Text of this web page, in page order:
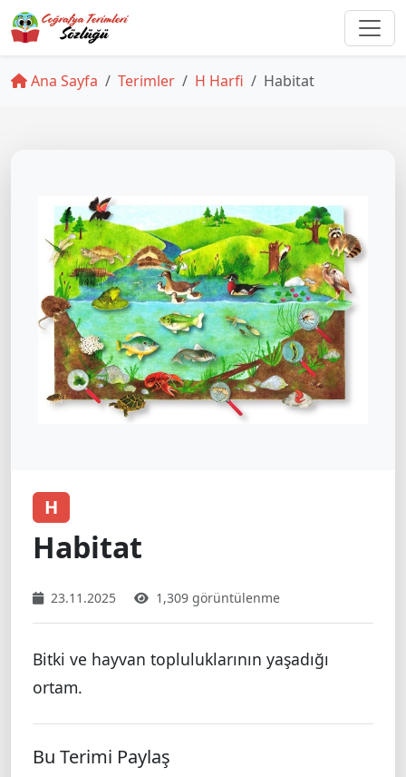
Ana Sayfa Terimler H Harfi Habitat
H
Habitat
23.11.2025 1,309 görüntülenme
Bitki ve hayvan topluluklarının yaşadığı
ortam.
Bu Terimi Paylaş